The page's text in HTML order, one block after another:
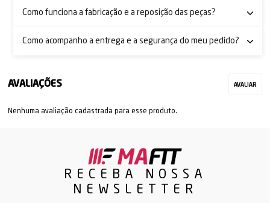
Como funciona a fabricação e a reposição das peças?
Como acompanho a entrega e a segurança do meu pedido?
Nenhuma avaliação cadastrada para esse produto.
RECEBA NOSSA
NEWSLETTER